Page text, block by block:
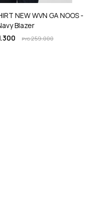
NEW WVN GA NOOS -
Blazer
PYG259.000